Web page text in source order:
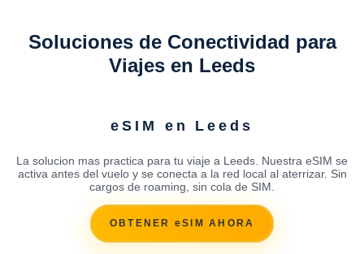
Soluciones de Conectividad para
Viajes en Leeds
eSIM en Leeds
La solucion mas practica para tu viaje a Leeds. Nuestra eSIM se
activa antes del vuelo y se conecta a la red local al aterrizar. Sin
cargos de roaming, sin cola de SIM.
OBTENER eSIM AHORA